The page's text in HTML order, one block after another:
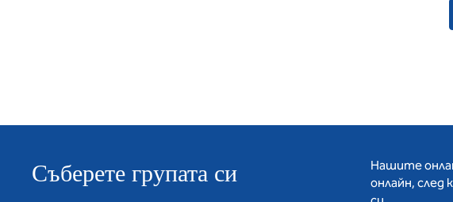
Съберете групата си
Нашите
онлайн, след